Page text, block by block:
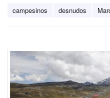
campesinos desnudos